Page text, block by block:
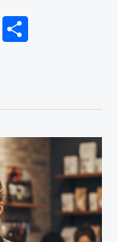
X
p
ar
tir